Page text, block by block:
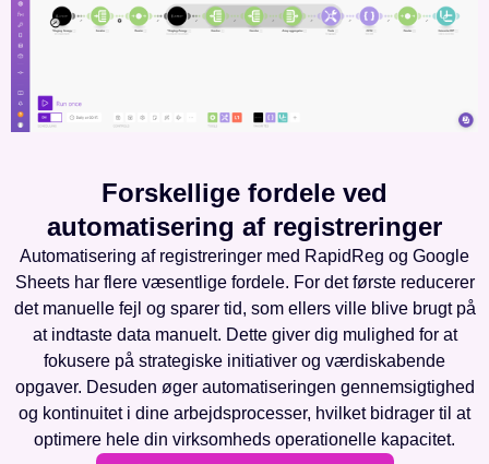
Forskellige fordele ved
automatisering af registreringer
Automatisering af registreringer med RapidReg og Google
Sheets har flere væsentlige fordele. For det første reducerer
det manuelle fejl og sparer tid, som ellers ville blive brugt på
at indtaste data manuelt. Dette giver dig mulighed for at
fokusere på strategiske initiativer og værdiskabende
opgaver. Desuden øger automatiseringen gennemsigtighed
og kontinuitet i dine arbejdsprocesser, hvilket bidrager til at
optimere hele din virksomheds operationelle kapacitet.